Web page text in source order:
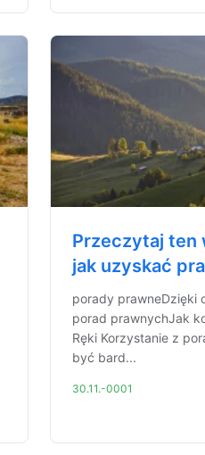
Przeczytaj ten
jak uzyskać
porady prawneDzięki
porad prawnychJak
Ręki Korzystanie z
być bard...
30.11.-0001